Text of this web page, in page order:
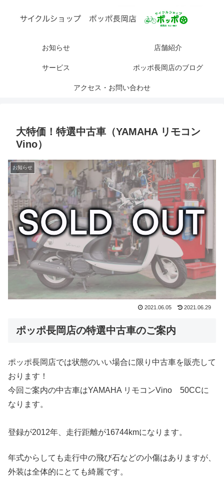
お知らせ 店舗紹介
サービス ポッポ長岡店のブログ
アクセス・お問い合わせ
大特価！特選中古車（YAMAHA リモコン
Vino）
お知らせ
2021.06.05 2021.06.29
ポッポ長岡店の特選中古車のご案内
ポッポ長岡店では状態のいい場合に限り中古車を販売して
おります！
今回ご案内の中古車はYAMAHA リモコンVino 50CCに
なります。
登録が2012年、走行距離が16744kmになります。
年式からしても走行中の飛び石などの小傷はありますが、
外装は全体的にとても綺麗です。